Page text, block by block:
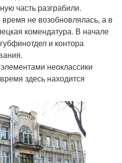
часть разграбили.
время не возобновлялась, а в
комендатура. В начале
и контора
неоклассики
здесь находится